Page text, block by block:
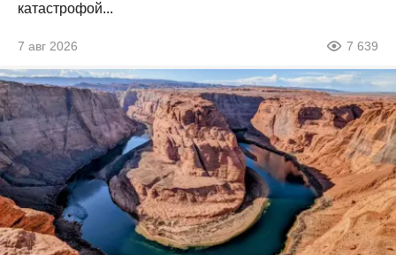
катастрофой...
7 авг 2026 7 639